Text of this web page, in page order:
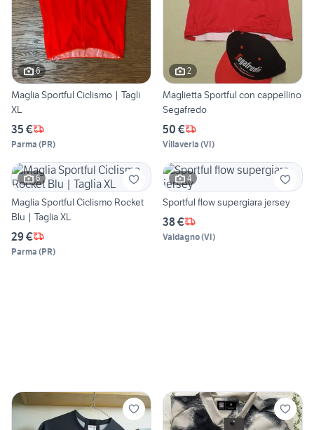
6
Maglia Sportful Ciclismo | Tagli
XL
35 €
Parma (PR)
2
Maglietta Sportful con cappellino
Segafredo
50 €
Villaverla (VI)
6
Maglia Sportful Ciclismo Rocket
Blu | Taglia XL
29 €
Parma (PR)
4
Sportful flow supergiara jersey
38 €
Valdagno(VI)